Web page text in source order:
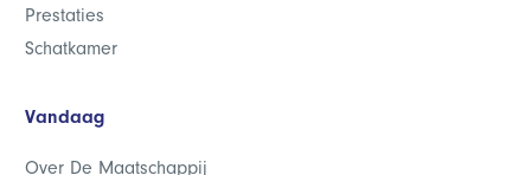
Prestaties
Schatkamer
Vandaag
Over De Maatschappij